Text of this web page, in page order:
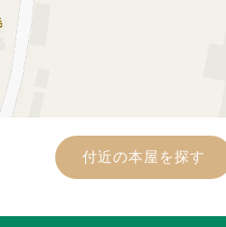
付近の本屋を探す